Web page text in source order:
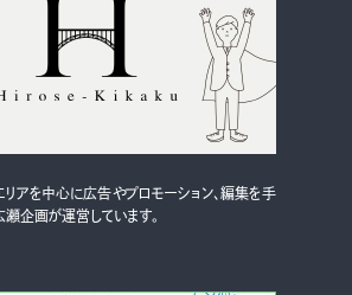
アを中心に広告やプロモーション、編集を手
企画が運営しています。